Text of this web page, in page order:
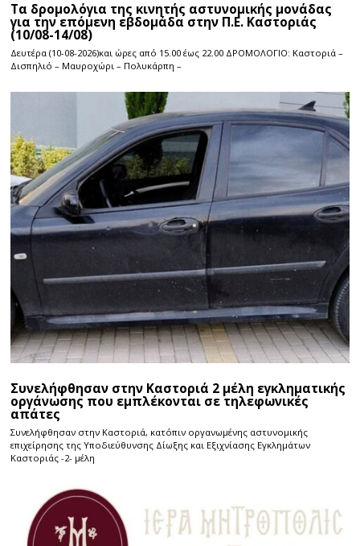
Τα δρομολόγια της κινητής αστυνομικής μονάδας
για την επόμενη εβδομάδα στην Π.Ε. Καστοριάς
(10/08-14/08)
Δευτέρα (10-08-2026)και ώρες από 15.00 έως 22.00 ΔΡΟΜΟΛΟΓΙΟ: Καστοριά –
Δισπηλιό – Μαυροχώρι – Πολυκάρπη –
Συνελήφθησαν στην Καστοριά 2 μέλη εγκληματικής
οργάνωσης που εμπλέκονται σε τηλεφωνικές
απάτες
Συνελήφθησαν στην Καστοριά, κατόπιν οργανωμένης αστυνομικής
επιχείρησης της Υποδιεύθυνσης Δίωξης και Εξιχνίασης Εγκλημάτων
Καστοριάς -2- μέλη